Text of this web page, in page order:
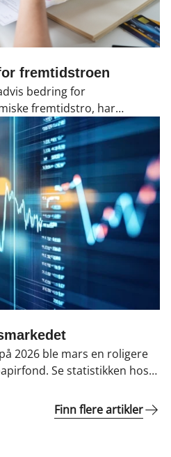
fremtidstroen
bedring for
fremtidstro, har
tilbake.
2026 ble mars en roligere
Se statistikken hos
Finn flere artikler